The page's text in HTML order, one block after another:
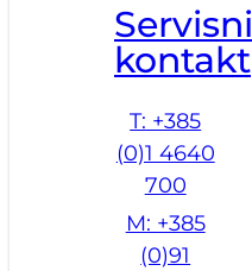
Servisni
kontakt
T: +385
(0)1 4640
700
M: +385
(0)91